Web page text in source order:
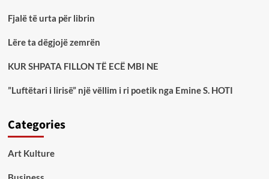
Fjalë të urta për librin
Lëre ta dëgjojë zemrën
KUR SHPATA FILLON TË ECË MBI NE
”Luftëtari i lirisë” një vëllim i ri poetik nga Emine S. HOTI
Categories
Art Kulture